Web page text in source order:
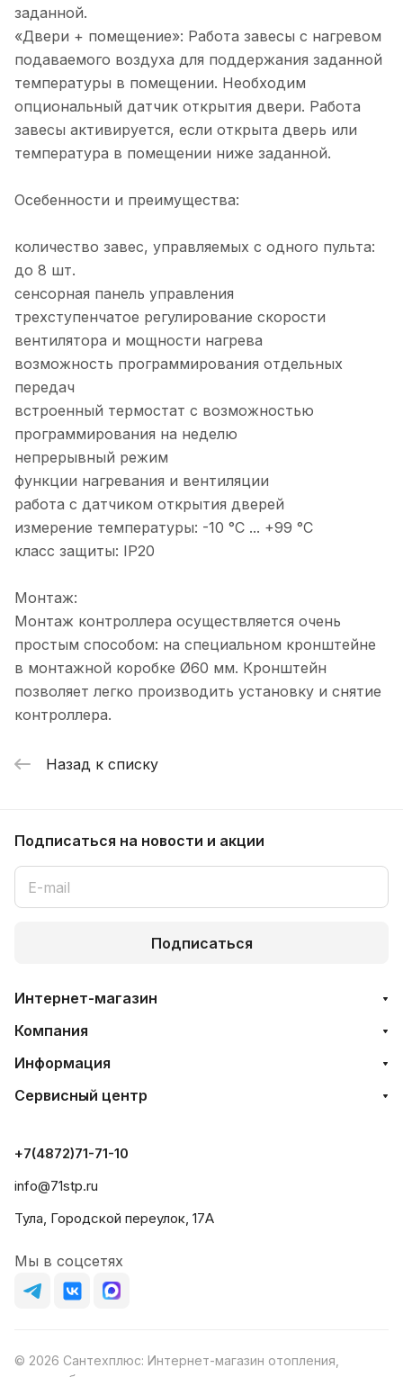
заданной.
«Двери + помещение»: Работа завесы с нагревом
подаваемого воздуха для поддержания заданной
температуры в помещении. Необходим
опциональный датчик открытия двери. Работа
завесы активируется, если открыта дверь или
температура в помещении ниже заданной.
Осебенности и преимущества:
количество завес, управляемых с одного пульта:
до 8 шт.
сенсорная панель управления
трехступенчатое регулирование скорости
вентилятора и мощности нагрева
возможность программирования отдельных
передач
встроенный термостат с возможностью
программирования на неделю
непрерывный режим
функции нагревания и вентиляции
работа с датчиком открытия дверей
измерение температуры: -10 °C ... +99 °C
класс защиты: IP20
Монтаж:
Монтаж контроллера осуществляется очень
простым способом: на специальном кронштейне
в монтажной коробке Ø60 мм. Кронштейн
позволяет легко производить установку и снятие
контроллера.
Назад к списку
Подписаться на новости и акции
Подписаться
Интернет-магазин
Компания
Информация
Сервисный центр
+7(4872)71-71-10
info@71stp.ru
Тула, Городской переулок, 17А
Мы в соцсетях
© 2026 Сантехплюс: Интернет-магазин отопления,